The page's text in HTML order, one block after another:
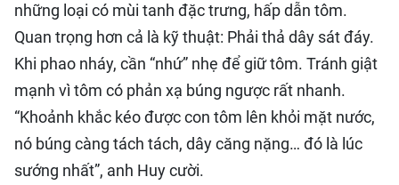
những loại có mùi tanh đặc trưng, hấp dẫn tôm.
Quan trọng hơn cả là kỹ thuật: Phải thả dây sát đáy.
Khi phao nháy, cần “nhứ” nhẹ để giữ tôm. Tránh giật
mạnh vì tôm có phản xạ búng ngược rất nhanh.
“Khoảnh khắc kéo được con tôm lên khỏi mặt nước,
nó búng càng tách tách, dây căng nặng… đó là lúc
sướng nhất”, anh Huy cười.